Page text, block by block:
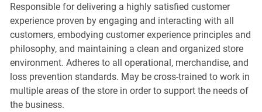
Responsible for delivering a highly satisfied customer
experience proven by engaging and interacting with all
customers, embodying customer experience principles and
philosophy, and maintaining a clean and organized store
environment. Adheres to all operational, merchandise, and
loss prevention standards. May be cross-trained to work in
multiple areas of the store in order to support the needs of
the business.